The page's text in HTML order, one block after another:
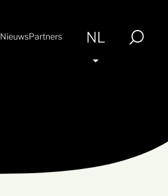
NieuwsPartners NL